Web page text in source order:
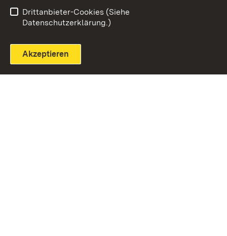
Drittanbieter-Cookies (Siehe
Datenschutzerklärung.)
Akzeptieren